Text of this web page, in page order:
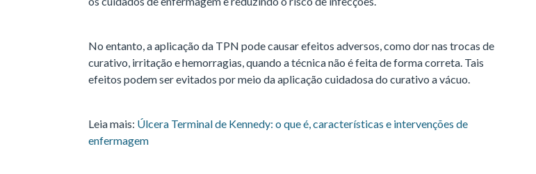
No entanto, a aplicação da TPN pode causar efeitos adversos, como dor nas trocas de
curativo, irritação e hemorragias, quando a técnica não é feita de forma correta. Tais
efeitos podem ser evitados por meio da aplicação cuidadosa do curativo a vácuo.
Leia mais: Úlcera Terminal de Kennedy: o que é, características e intervenções de
enfermagem